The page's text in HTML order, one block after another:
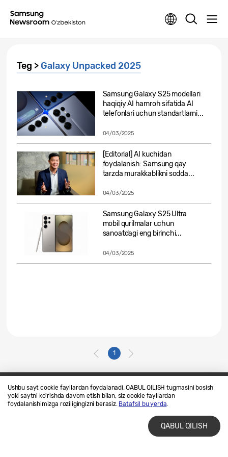
Ushbu sayt cookie fayllardan foydalanadi. QABUL QILISH tugmasini bosish
yoki saytni ko'rishda davom etish bilan, siz cookie fayllardan
foydalanishimizga roziligingizni berasiz. Batafsil bu yerda.
QABUL QILISH
Teg > Galaxy Unpacked 2025
Samsung Galaxy S25 modellari
haqiqiy AI hamroh sifatida AI
telefonlari uchun standartlarni...
04/03/2025
[Editorial] AI kuchidan
foydalanish: Samsung qay
tarzda murakkablikni sodda...
04/03/2025
Samsung Galaxy S25 Ultra
mobil qurilmalar uchun
sanoatdagi eng birinchi...
04/03/2025
1
Biz bilan bogʻlaning
SAMSUNG.COM